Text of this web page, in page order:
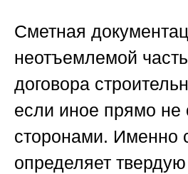
Сметная
неотъемлемой
договора
если иное прямо не
сторонами. Именно
определяет